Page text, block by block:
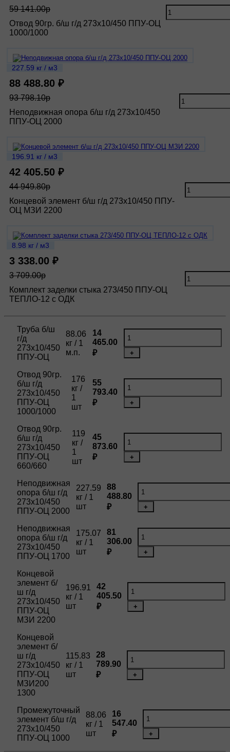
59 141.00р
Отвод 90гр. б/ш г/д 273х10/450 ППУ-ОЦ
1000/1000
227.59 кг / м3
88 488.80 ₽
93 798.10р
Неподвижная опора б/ш г/д 273х10/450
ППУ-ОЦ 2000
196.91 кг / м3
42 405.50 ₽
44 949.80р
Концевой элемент б/ш г/д 273х10/450 ППУ-
ОЦ МЗИ 2200
8.98 кг / м3
3 338.00 ₽
3 709.00р
Комплект заделки стыка 273/450 ППУ-ОЦ
ТЕПЛО-12 с ОДК
Труба б/ш
г/д
273х10/450
ППУ-ОЦ
88.06
кг / 1
м.п.
14
465.00
₽
+
Отвод 90гр.
б/ш г/д
273х10/450
ППУ-ОЦ
1000/1000
176
кг /
1
шт
55
793.40
₽
+
Отвод 90гр.
б/ш г/д
273х10/450
ППУ-ОЦ
660/660
119
кг /
1
шт
45
873.60
₽
+
Неподвижная
опора б/ш г/д
273х10/450
ППУ-ОЦ 2000
227.59
кг / 1
шт
88
488.80
₽
+
Неподвижная
опора б/ш г/д
273х10/450
ППУ-ОЦ 1700
175.07
кг / 1
шт
81
306.00
₽
+
Концевой
элемент б/
ш г/д
273х10/450
ППУ-ОЦ
МЗИ 2200
196.91
кг / 1
шт
42
405.50
₽
+
Концевой
элемент б/
ш г/д
273х10/450
ППУ-ОЦ
МЗИ200
1300
115.83
кг / 1
шт
28
789.90
₽
+
Промежуточный
элемент б/ш г/д
273х10/450
ППУ-ОЦ 1000
88.06
кг / 1
шт
16
547.40
₽
+